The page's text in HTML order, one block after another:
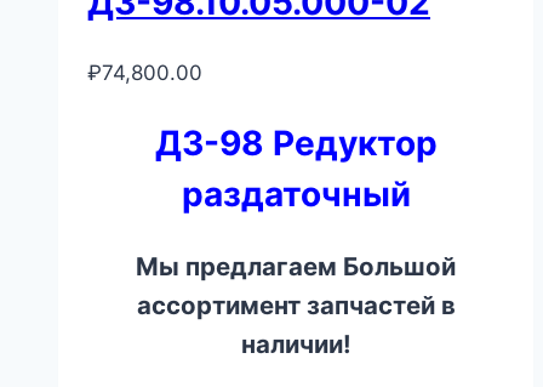
₽74,800.00
ДЗ-98 Редуктор
раздаточный
Мы предлагаем Большой
ассортимент запчастей в
наличии!